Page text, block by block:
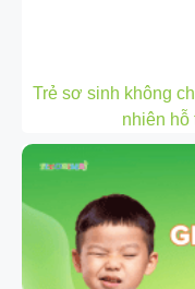
Trẻ sơ sinh không
nhiên hỗ